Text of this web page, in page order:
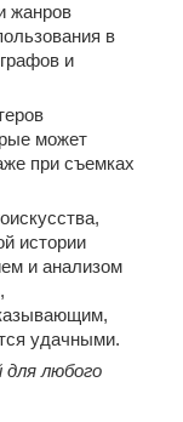
жанров
в
и
может
при съемках
истории
и анализом
удачными.
любого